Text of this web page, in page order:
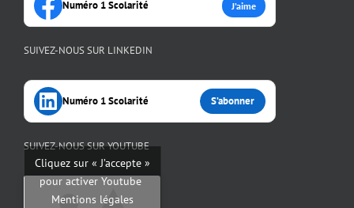
Numéro 1 Scolarité J’aime
SUIVEZ-NOUS SUR LINKEDIN
Numéro 1 Scolarité S’abonner
SUIVEZ-NOUS SUR YOUTUBE
Cliquez sur « J’accepte »
pour activer Youtube
Mentions légales